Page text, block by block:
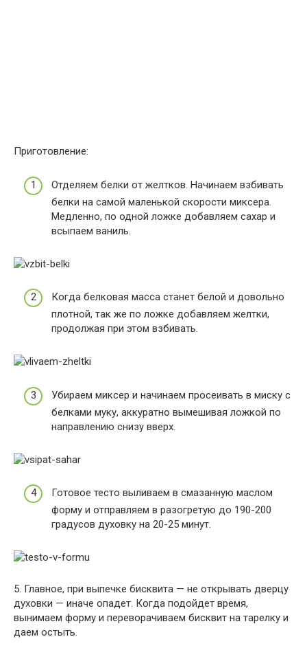
Приготовление:
Отделяем белки от желтков. Начинаем взбивать
белки на самой маленькой скорости миксера.
Медленно, по одной ложке добавляем сахар и
всыпаем ваниль.
Когда белковая масса станет белой и довольно
плотной, так же по ложке добавляем желтки,
продолжая при этом взбивать.
Убираем миксер и начинаем просеивать в миску с
белками муку, аккуратно вымешивая ложкой по
направлению снизу вверх.
Готовое тесто выливаем в смазанную маслом
форму и отправляем в разогретую до 190-200
градусов духовку на 20-25 минут.
5. Главное, при выпечке бисквита — не открывать дверцу
духовки — иначе опадет. Когда подойдет время,
вынимаем форму и переворачиваем бисквит на тарелку и
даем остыть.